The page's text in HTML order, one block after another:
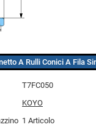
A Rulli Conici A Fila
T7FC050
KOYO
1 Articolo